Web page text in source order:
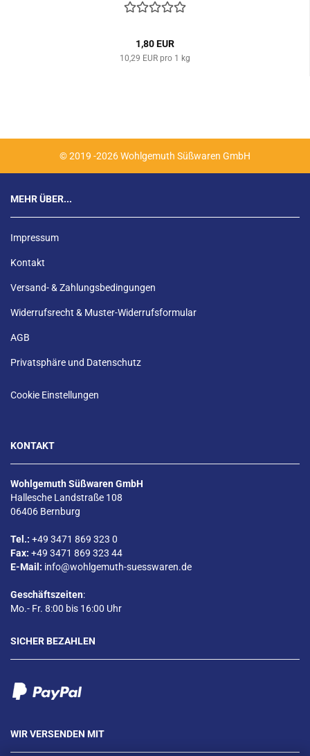
1,80 EUR
10,29 EUR pro 1 kg
© 2019 -2026 Wohlgemuth Süßwaren GmbH
MEHR ÜBER...
Impressum
Kontakt
Versand- & Zahlungsbedingungen
Widerrufsrecht & Muster-Widerrufsformular
AGB
Privatsphäre und Datenschutz
Cookie Einstellungen
KONTAKT
Wohlgemuth Süßwaren GmbH
Hallesche Landstraße 108
06406 Bernburg
Tel.: +49 3471 869 323 0
Fax: +49 3471 869 323 44
E-Mail: info@wohlgemuth-suesswaren.de
Geschäftszeiten:
Mo.- Fr. 8:00 bis 16:00 Uhr
SICHER BEZAHLEN
WIR VERSENDEN MIT